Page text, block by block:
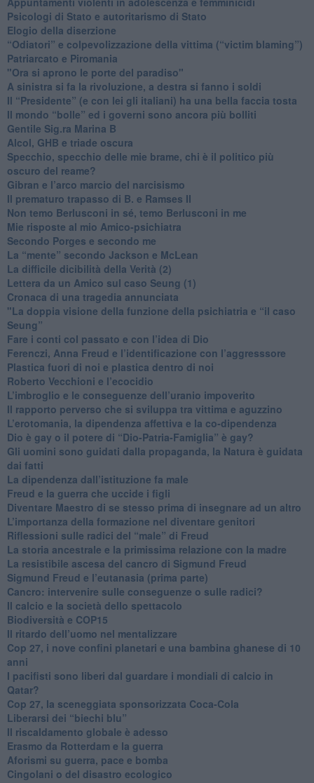
​Psicologi di Stato e autoritarismo di Stato
Elogio della diserzione
“Odiatori” e colpevolizzazione della vittima (“victim blaming”)
​Patriarcato e Piromania
"Ora si aprono le porte del paradiso"
​A sinistra si fa la rivoluzione, a destra si fanno i soldi
​Il “Presidente” (e con lei gli italiani) ha una bella faccia tosta
​Il mondo “bolle” ed i governi sono ancora più bolliti
​Gentile Sig.ra Marina B
​Alcol, GHB e triade oscura
​Specchio, specchio delle mie brame, chi è il politico più
oscuro del reame?
​Gibran e l’arco marcio del narcisismo
​Il prematuro trapasso di B. e Ramses II
​Non temo Berlusconi in sé, temo Berlusconi in me
​Mie risposte al mio Amico-psichiatra
​Secondo Porges e secondo me
​La “mente” secondo Jackson e McLean
La difficile dicibilità della Verità (2)
​Lettera da un Amico sul caso Seung (1)
​Cronaca di una tragedia annunciata
"​La doppia visione della funzione della psichiatria e “il caso
Seung”
​Fare i conti col passato e con l’idea di Dio
​Ferenczi, Anna Freud e l’identificazione con l’aggresssore
Plastica fuori di noi e plastica dentro di noi
​Roberto Vecchioni e l’ecocidio
​L’imbroglio e le conseguenze dell’uranio impoverito
​Il rapporto perverso che si sviluppa tra vittima e aguzzino
L’erotomania, la dipendenza affettiva e la co-dipendenza
​Dio è gay o il potere di “Dio-Patria-Famiglia” è gay?
​Gli uomini sono guidati dalla propaganda, la Natura è guidata
dai fatti
La dipendenza dall’istituzione fa male
​Freud e la guerra che uccide i figli
​Diventare Maestro di se stesso prima di insegnare ad un altro
L’importanza della formazione nel diventare genitori
Riflessioni sulle radici del “male” di Freud
​La storia ancestrale e la primissima relazione con la madre
​La resistibile ascesa del cancro di Sigmund Freud
Sigmund Freud e l’eutanasia (prima parte)
Cancro: intervenire sulle conseguenze o sulle radici?
​Il calcio e la società dello spettacolo
Biodiversità e COP15
​Il ritardo dell’uomo nel mentalizzare
​Cop 27, i nove confini planetari e una bambina ghanese di 10
anni
​I pacifisti sono liberi dal guardare i mondiali di calcio in
Qatar?
​Cop 27, la sceneggiata sponsorizzata Coca-Cola
​Liberarsi dei “biechi blu”
Il riscaldamento globale è adesso
​Erasmo da Rotterdam e la guerra
​Aforismi su guerra, pace e bomba
Cingolani o del disastro ecologico